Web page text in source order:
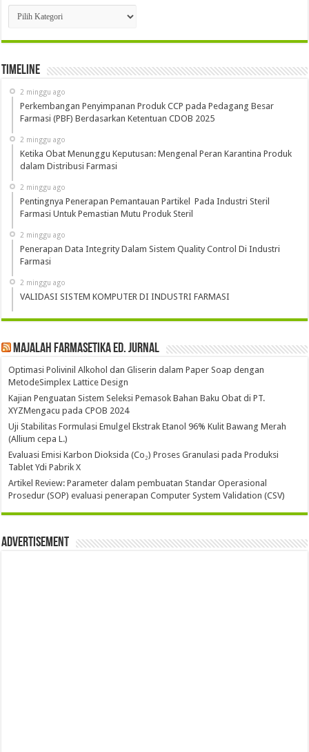
Kategori
Timeline
2 minggu ago
Perkembangan Penyimpanan Produk CCP pada Pedagang Besar
Farmasi (PBF) Berdasarkan Ketentuan CDOB 2025
2 minggu ago
Ketika Obat Menunggu Keputusan: Mengenal Peran Karantina Produk
dalam Distribusi Farmasi
2 minggu ago
Pentingnya Penerapan Pemantauan Partikel Pada Industri Steril
Farmasi Untuk Pemastian Mutu Produk Steril
2 minggu ago
Penerapan Data Integrity Dalam Sistem Quality Control Di Industri
Farmasi
2 minggu ago
VALIDASI SISTEM KOMPUTER DI INDUSTRI FARMASI
Majalah Farmasetika Ed. Jurnal
Optimasi Polivinil Alkohol dan Gliserin dalam Paper Soap dengan
MetodeSimplex Lattice Design
Kajian Penguatan Sistem Seleksi Pemasok Bahan Baku Obat di PT.
XYZMengacu pada CPOB 2024
Uji Stabilitas Formulasi Emulgel Ekstrak Etanol 96% Kulit Bawang Merah
(Allium cepa L.)
Evaluasi Emisi Karbon Dioksida (Co₂) Proses Granulasi pada Produksi
Tablet Ydi Pabrik X
Artikel Review: Parameter dalam pembuatan Standar Operasional
Prosedur (SOP) evaluasi penerapan Computer System Validation (CSV)
Advertisement